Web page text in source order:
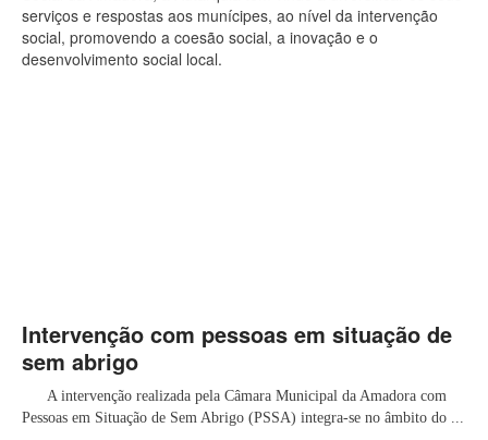
serviços e respostas aos munícipes, ao nível da intervenção
social, promovendo a coesão social, a inovação e o
desenvolvimento social local.
Intervenção com pessoas em situação de
sem abrigo
A intervenção realizada pela Câmara Municipal da Amadora com
Pessoas em Situação de Sem Abrigo (PSSA) integra-se no âmbito do ...